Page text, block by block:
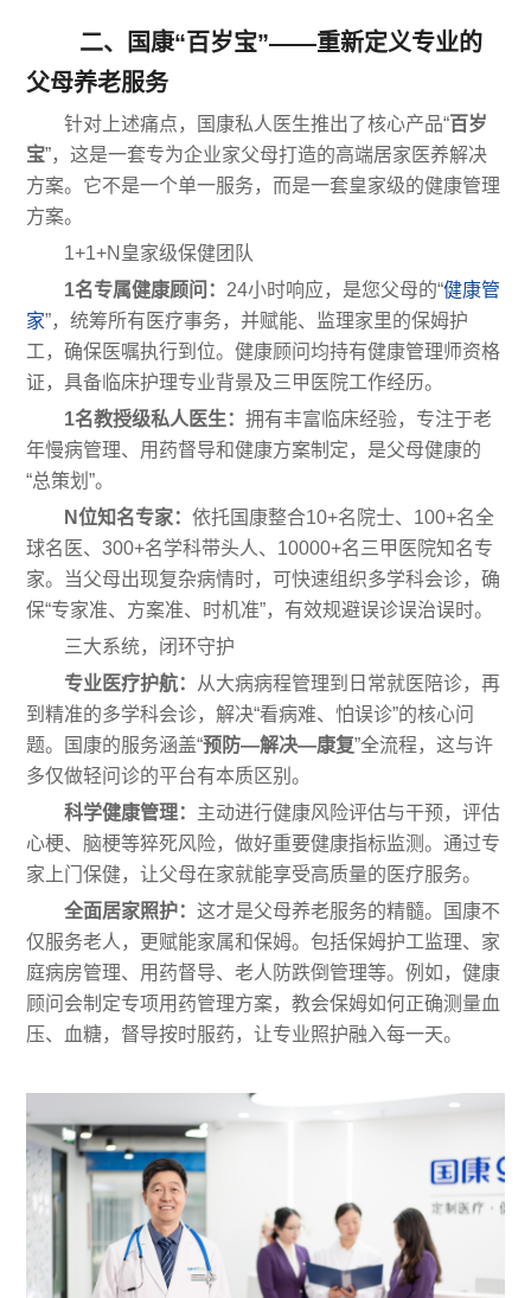
二、国康“百岁宝”——重新定义专业的
父母养老服务
针对上述痛点，国康私人医生推出了核心产品“百岁
宝”，这是一套专为企业家父母打造的高端居家医养解决
方案。它不是一个单一服务，而是一套皇家级的健康管理
方案。
1+1+N皇家级保健团队
1名专属健康顾问： 24小时响应，是您父母的“健康管
家”，统筹所有医疗事务，并赋能、监理家里的保姆护
工，确保医嘱执行到位。健康顾问均持有健康管理师资格
证，具备临床护理专业背景及三甲医院工作经历。
1名教授级私人医生：拥有丰富临床经验，专注于老
年慢病管理、用药督导和健康方案制定，是父母健康的
“总策划”。
N位知名专家：依托国康整合10+名院士、100+名全
球名医、300+名学科带头人、10000+名三甲医院知名专
家。当父母出现复杂病情时，可快速组织多学科会诊，确
保“专家准、方案准、时机准”，有效规避误诊误治误时。
三大系统，闭环守护
专业医疗护航： 从大病病程管理到日常就医陪诊，再
到精准的多学科会诊，解决“看病难、怕误诊”的核心问
题。国康的服务涵盖“预防—解决—康复”全流程，这与许
多仅做轻问诊的平台有本质区别。
科学健康管理： 主动进行健康风险评估与干预，评估
心梗、脑梗等猝死风险，做好重要健康指标监测。通过专
家上门保健，让父母在家就能享受高质量的医疗服务。
全面居家照护：这才是父母养老服务的精髓。国康不
仅服务老人，更赋能家属和保姆。包括保姆护工监理、家
庭病房管理、用药督导、老人防跌倒管理等。例如，健康
顾问会制定专项用药管理方案，教会保姆如何正确测量血
压、血糖，督导按时服药，让专业照护融入每一天。